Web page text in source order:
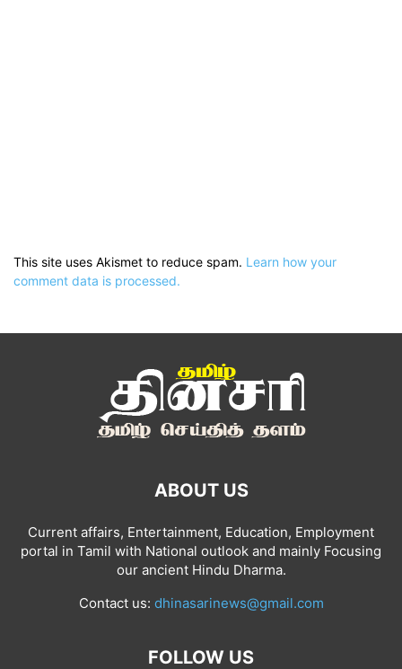
This site uses Akismet to reduce spam. Learn how your
comment data is processed.
ABOUT US
Current affairs, Entertainment, Education, Employment
portal in Tamil with National outlook and mainly Focusing
our ancient Hindu Dharma.
Contact us: dhinasarinews@gmail.com
FOLLOW US